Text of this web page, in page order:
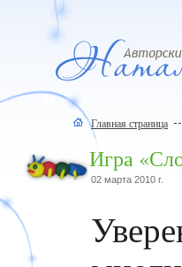
Главная страница
Игра
02 марта 2010 г.